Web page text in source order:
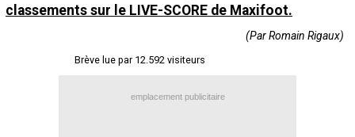
classements sur le LIVE-SCORE de Maxifoot.
(Par Romain Rigaux)
Brève lue par 12.592 visiteurs
emplacement publicitaire
site web Maxifoot.fr